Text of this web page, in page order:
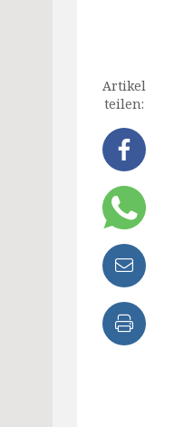
Artikel
teilen: